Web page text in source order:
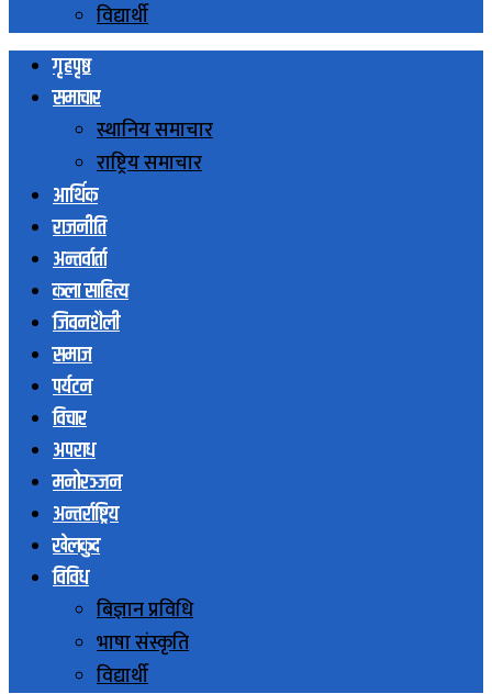
विद्यार्थी
गृहपृष्ठ
समाचार
स्थानिय समाचार
राष्ट्रिय समाचार
आर्थिक
राजनीति
अन्तर्वार्ता
कला साहित्य
जिवनशैली
समाज
पर्यटन
विचार
अपराध
मनोरञ्जन
अन्तर्राष्ट्रिय
खेलकुद
विविध
बिज्ञान प्रविधि
भाषा संस्कृति
विद्यार्थी